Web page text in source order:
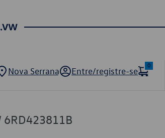
Nova Serrana Entre/registre-se
0
6RD423811B